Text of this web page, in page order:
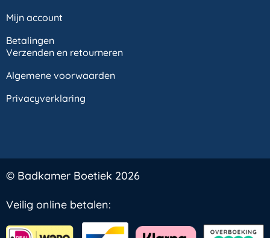
Mijn account
Betalingen
Verzenden en retourneren
Algemene voorwaarden
Privacyverklaring
© Badkamer Boetiek 2026
Veilig online betalen: